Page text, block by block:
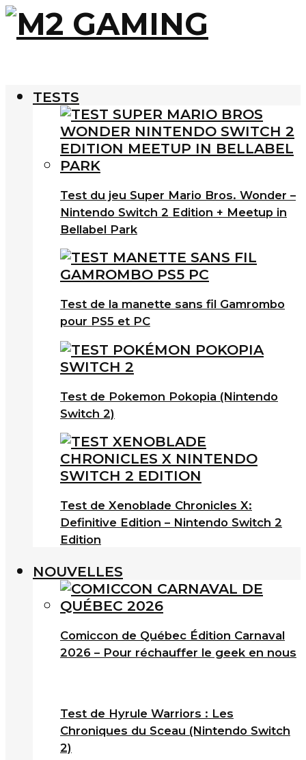
TESTS
Test du jeu Super Mario Bros. Wonder –
Nintendo Switch 2 Edition + Meetup in
Bellabel Park
Test de la manette sans fil Gamrombo
pour PS5 et PC
Test de Pokemon Pokopia (Nintendo
Switch 2)
Test de Xenoblade Chronicles X:
Definitive Edition – Nintendo Switch 2
Edition
NOUVELLES
Comiccon de Québec Édition Carnaval
2026 – Pour réchauffer le geek en nous
Test de Hyrule Warriors : Les
Chroniques du Sceau (Nintendo Switch
2)